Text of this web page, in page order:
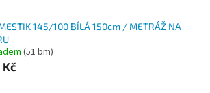
145/100 BÍLÁ 150cm / METRÁŽ NA
(51 bm)